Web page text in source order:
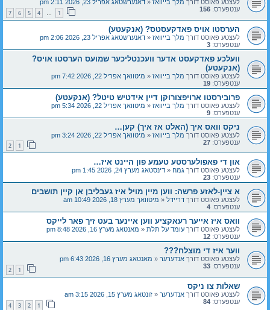
לעצטע פאוסט דורך מלך בייוואז « דאנערשטאג אפריל 23, 2026 2:11 pm
ענטפערס: 156
1
…
4
5
6
7
הערסטו אויס פאדקעסטס? (אנקעטע)
לעצטע פאוסט דורך מלך בייוואז « דאנערשטאג אפריל 23, 2026 2:06 pm
ענטפערס: 3
וועלכע פאדקעסט אדער וועכנטליכער שמועס הערסטו אויס?
(אנקעטע)
לעצטע פאוסט דורך מלך בייוואז « מיטוואך אפריל 22, 2026 7:42 pm
ענטפערס: 19
פרובירסטו ארויפצורוקן דיין אידטיש טיטל? (אנקעטע)
לעצטע פאוסט דורך מלך בייוואז « מיטוואך אפריל 22, 2026 5:34 pm
ענטפערס: 9
ניקס וואס איך (האלט אז איך) קען…
לעצטע פאוסט דורך מלך בייוואז « מיטוואך אפריל 22, 2026 3:24 pm
ענטפערס: 27
1
2
און די פאפולערסטע טעמע פון היינט איז…
לעצטע פאוסט דורך גמח « דינסטאג מערץ 24, 2026 1:45 pm
ענטפערס: 23
א ציין-לאזע פרשה: ווען מיין מויל איז געבליבן אן קיין תושבים
לעצטע פאוסט דורך דריידל « מיטוואך מערץ 18, 2026 10:49 am
ענטפערס: 4
וואס איז אייער רעאקציע ווען איינער בעט זיך פאר לייקס
לעצטע פאוסט דורך עומד על תלת « מאנטאג מערץ 16, 2026 8:48 pm
ענטפערס: 12
ווער איז די מוצלח???
לעצטע פאוסט דורך אנדערער « מאנטאג מערץ 16, 2026 6:43 pm
ענטפערס: 33
1
2
שאלות צו ניקס
לעצטע פאוסט דורך אנדערער « זונטאג מערץ 15, 2026 3:15 am
ענטפערס: 84
1
2
3
4